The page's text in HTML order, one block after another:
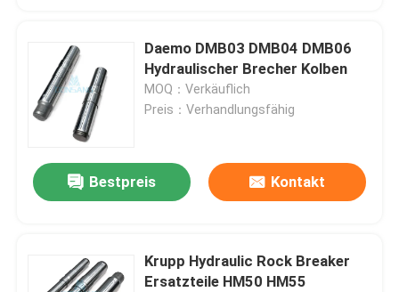
Daemo DMB03 DMB04 DMB06
Hydraulischer Brecher Kolben
MOQ：Verkäuflich
Preis：Verhandlungsfähig
Bestpreis Kontakt
Krupp Hydraulic Rock Breaker
Ersatzteile HM50 HM55